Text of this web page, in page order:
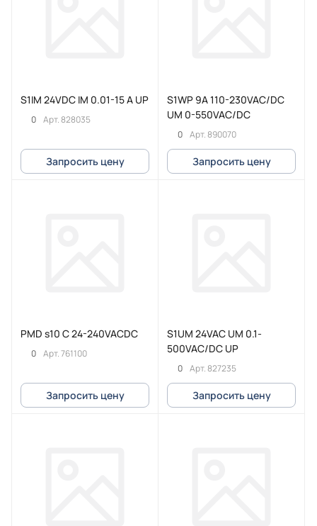
S1IM 24VDC IM 0.01-15 A UP
0 Арт.828035
Запросить цену
S1WP 9A 110-230VAC/DC
UM 0-550VAC/DC
0 Арт.890070
Запросить цену
PMD s10 C 24-240VACDC
0 Арт.761100
Запросить цену
S1UM 24VAC UM 0.1-
500VAC/DC UP
0 Арт.827235
Запросить цену